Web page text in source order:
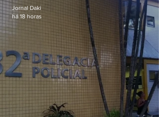
Jornal Daki
há 18 horas